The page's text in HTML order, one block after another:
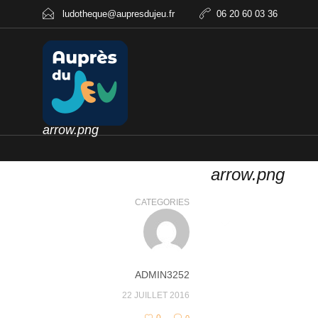
ludotheque@aupresdujeu.fr 06 20 60 03 36
arrow.png
arrow.png
CATEGORIES
ADMIN3252
22 JUILLET 2016